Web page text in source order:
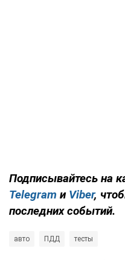
Подписывайтесь на
Telegram и Viber,
последних событий.
авто ПДД тесты